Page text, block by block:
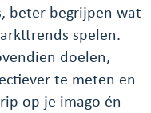
beter begrijpen wat
spelen.
doelen,
te meten en
op je imago én